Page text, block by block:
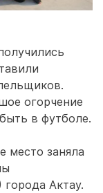
огорчение
в футболе.
место заняла
Актау.